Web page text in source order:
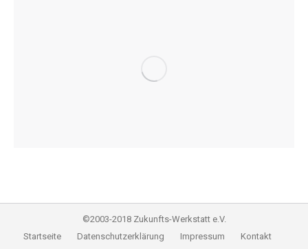
©2003-2018 Zukunfts-Werkstatt e.V.
Startseite
Datenschutzerklärung Impressum Kontakt